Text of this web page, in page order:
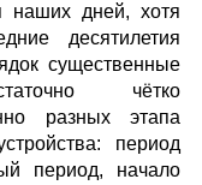
наших дней, хотя
десятилетия
существенные
чётко
разных этапа
период
период, начало